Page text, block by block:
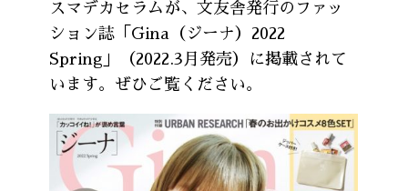
スマデカセラムが、文友舎発行のファッ
ション誌「Gina（ジーナ）2022
Spring」（2022.3月発売）に掲載されて
います。ぜひご覧ください。